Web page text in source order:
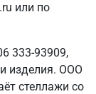
или по
333-93909,
изделия. ООО
стеллажи со